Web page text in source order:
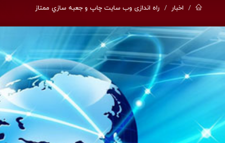
اخبار راه اندازی وب سایت چاپ و جعبه سازي ممتاز